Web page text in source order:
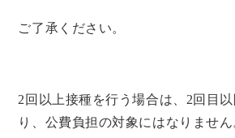
ご了承ください。
2回以上接種を行う場合は、2回目
り、公費負担の対象にはなりません